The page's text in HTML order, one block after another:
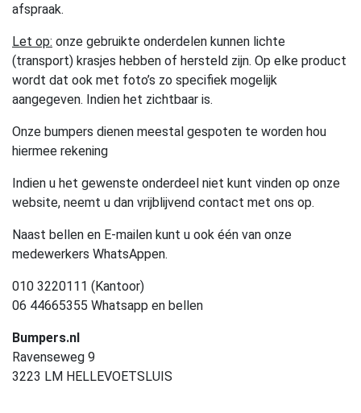
afspraak.
Let op: onze gebruikte onderdelen kunnen lichte
(transport) krasjes hebben of hersteld zijn. Op elke product
wordt dat ook met foto’s zo specifiek mogelijk
aangegeven. Indien het zichtbaar is.
Onze bumpers dienen meestal gespoten te worden hou
hiermee rekening
Indien u het gewenste onderdeel niet kunt vinden op onze
website, neemt u dan vrijblijvend contact met ons op.
Naast bellen en E-mailen kunt u ook één van onze
medewerkers WhatsAppen.
010 3220111 (Kantoor)
06 44665355 Whatsapp en bellen
Bumpers.nl
Ravenseweg 9
3223 LM HELLEVOETSLUIS